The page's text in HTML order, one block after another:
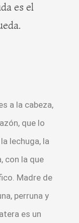
es el
a la cabeza,
que lo
lechuga, la
con la que
Madre de
perruna y
es un